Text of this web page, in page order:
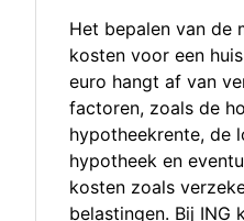
Het bepalen van de
kosten voor een
euro hangt af van
factoren, zoals de
hypotheekrente, de
hypotheek en
kosten zoals
belastingen. Bij ING